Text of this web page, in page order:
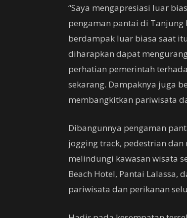
“Saya mengapresiasi luar
pengaman pantai di
berdampak luar biasa saat
diharapkan dapat
perhatian pemerintah
sekarang. Dampaknya juga
membangkitkan pariwisata
Dibangunnya pengaman
jogging track, pedestrian
melindungi kawasan wisata
Beach Hotel, Pantai Lalassa,
pariwisata dan perikanan